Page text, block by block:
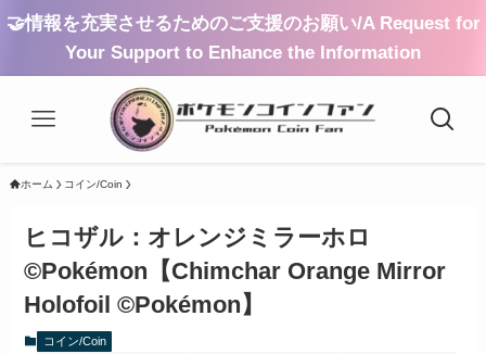
🤝情報を充実させるためのご支援のお願い/A Request for
Your Support to Enhance the Information
ホーム コイン/Coin
ヒコザル：オレンジミラーホロ
©Pokémon【Chimchar Orange Mirror
Holofoil ©Pokémon】
コイン/Coin